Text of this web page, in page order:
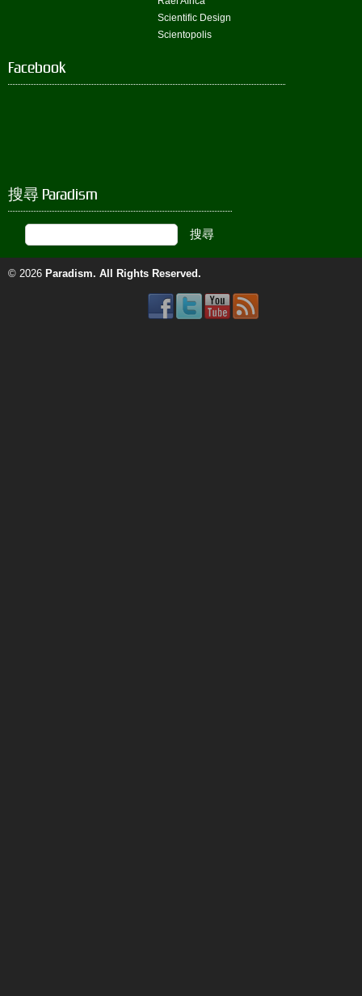
Scientific Design
Scientopolis
Facebook
搜尋 Paradism
© 2026 Paradism. All Rights Reserved.